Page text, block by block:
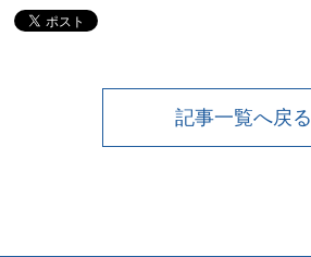
記事一覧へ戻る